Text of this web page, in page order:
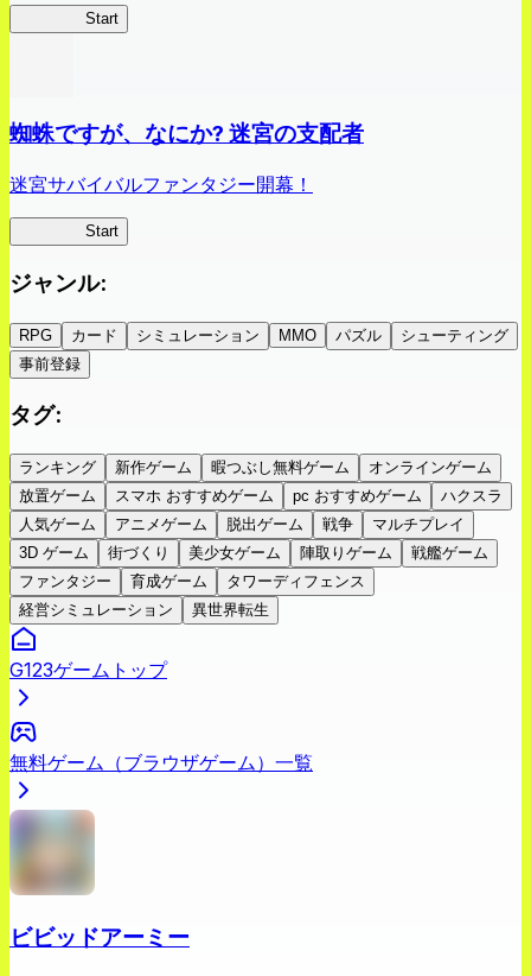
Start
蜘蛛ですが、なにか? 迷宮の支配者
迷宮サバイバルファンタジー開幕！
Start
ジャンル:
RPG カード シミュレーション MMO パズル
シューティング
事前登録
タグ:
ランキング 新作ゲーム 暇つぶし無料ゲーム
オンラインゲーム
放置ゲーム
スマホ おすすめゲーム pc おすすめゲーム
ハクスラ
人気ゲーム
アニメゲーム 脱出ゲーム 戦争
マルチプレイ
3D ゲーム
街づくり 美少女ゲーム 陣取りゲーム
戦艦ゲーム
ファンタジー
育成ゲーム
タワーディフェンス
経営シミュレーション
異世界転生
G123ゲームトップ
無料ゲーム（ブラウザゲーム）一覧
ビビッドアーミー